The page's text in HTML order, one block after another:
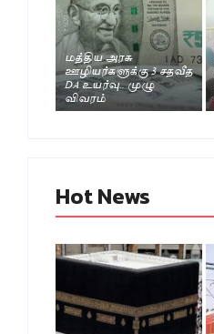
மத்திய அரசு
ஊழியர்களுக்கு 3 சதவீத
DA உயர்வு.. முழு
விவரம்
Hot News